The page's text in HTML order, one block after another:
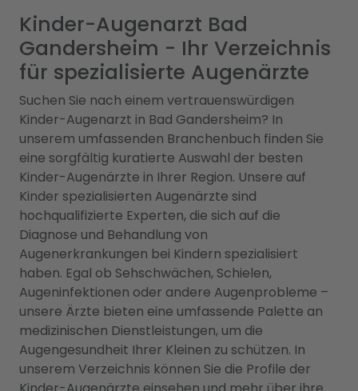
Kinder-Augenarzt Bad
Gandersheim - Ihr Verzeichnis
für spezialisierte Augenärzte
Suchen Sie nach einem vertrauenswürdigen
Kinder-Augenarzt in Bad Gandersheim? In
unserem umfassenden Branchenbuch finden Sie
eine sorgfältig kuratierte Auswahl der besten
Kinder-Augenärzte in Ihrer Region. Unsere auf
Kinder spezialisierten Augenärzte sind
hochqualifizierte Experten, die sich auf die
Diagnose und Behandlung von
Augenerkrankungen bei Kindern spezialisiert
haben. Egal ob Sehschwächen, Schielen,
Augeninfektionen oder andere Augenprobleme –
unsere Ärzte bieten eine umfassende Palette an
medizinischen Dienstleistungen, um die
Augengesundheit Ihrer Kleinen zu schützen. In
unserem Verzeichnis können Sie die Profile der